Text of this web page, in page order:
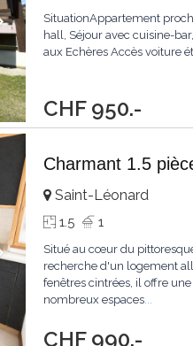
CHF 950.-
SituationAppartement
hall, Séjour avec cuisine-
aux Echères Accès voiture
Charmant 1.5
CHF 990.-
Saint-Léonard
1.5 1
Situé au cœur du
recherche d'un logement
fenêtres cintrées, il offre
nombreux espaces...